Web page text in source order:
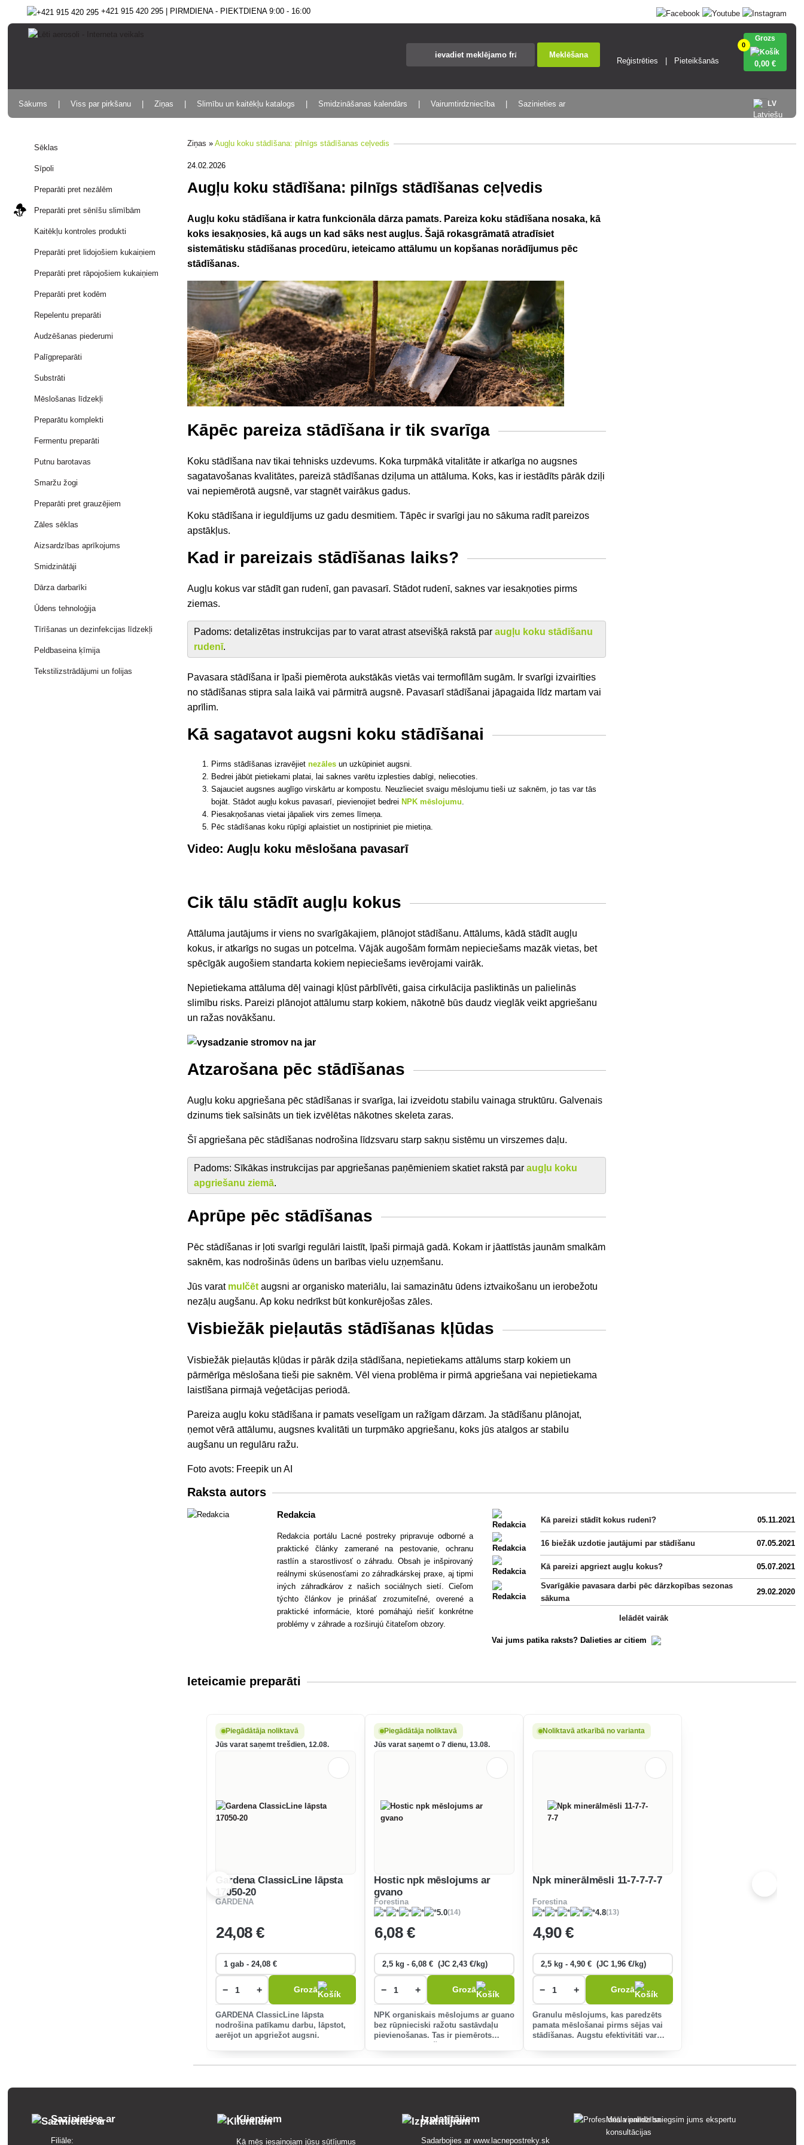
+421 915 420 295 | PIRMDIENA - PIEKTDIENA 9:00 - 16:00
Meklēšana
Reģistrēties Pieteikšanās
0
Grozs
0,00 €
LV
Sākums Viss par pirkšanu Ziņas Slimību un kaitēkļu katalogs Smidzināšanas kalendārs Vairumtirdzniecība Sazinieties ar
Sēklas
Sīpoli
Preparāti pret nezālēm
Preparāti pret sēnīšu slimībām
Kaitēkļu kontroles produkti
Preparāti pret lidojošiem kukaiņiem
Preparāti pret rāpojošiem kukaiņiem
Preparāti pret kodēm
Repelentu preparāti
Audzēšanas piederumi
Palīgpreparāti
Substrāti
Mēslošanas līdzekļi
Preparātu komplekti
Fermentu preparāti
Putnu barotavas
Smaržu žogi
Preparāti pret grauzējiem
Zāles sēklas
Aizsardzības aprīkojums
Smidzinātāji
Dārza darbarīki
Ūdens tehnoloģija
Tīrīšanas un dezinfekcijas līdzekļi
Peldbaseina ķīmija
Tekstilizstrādājumi un folijas
Ziņas »Augļu koku stādīšana: pilnīgs stādīšanas ceļvedis
24.02.2026
Augļu koku stādīšana: pilnīgs stādīšanas ceļvedis
Augļu koku stādīšana ir katra funkcionāla dārza pamats. Pareiza koku stādīšana nosaka, kā
koks iesakņosies, kā augs un kad sāks nest augļus. Šajā rokasgrāmatā atradīsiet
sistemātisku stādīšanas procedūru, ieteicamo attālumu un kopšanas norādījumus pēc
stādīšanas.
Kāpēc pareiza stādīšana ir tik svarīga
Koku stādīšana nav tikai tehnisks uzdevums. Koka turpmākā vitalitāte ir atkarīga no augsnes
sagatavošanas kvalitātes, pareizā stādīšanas dziļuma un attāluma. Koks, kas ir iestādīts pārāk dziļi
vai nepiemērotā augsnē, var stagnēt vairākus gadus.
Koku stādīšana ir ieguldījums uz gadu desmitiem. Tāpēc ir svarīgi jau no sākuma radīt pareizos
apstākļus.
Kad ir pareizais stādīšanas laiks?
Augļu kokus var stādīt gan rudenī, gan pavasarī. Stādot rudenī, saknes var iesakņoties pirms
ziemas.
Padoms: detalizētas instrukcijas par to varat atrast atsevišķā rakstā paraugļu koku stādīšanu
rudenī.
Pavasara stādīšana ir īpaši piemērota aukstākās vietās vai termofīlām sugām. Ir svarīgi izvairīties
no stādīšanas stipra sala laikā vai pārmitrā augsnē. Pavasarī stādīšanai jāpagaida līdz martam vai
aprīlim.
Kā sagatavot augsni koku stādīšanai
Pirms stādīšanas izravējietnezāles un uzkūpiniet augsni.
Bedrei jābūt pietiekami platai, lai saknes varētu izplesties dabīgi, neliecoties.
Sajauciet augsnes auglīgo virskārtu ar kompostu. Neuzlieciet svaigu mēslojumu tieši uz saknēm, jo tas var tās
bojāt. Stādot augļu kokus pavasarī, pievienojiet bedrei NPK mēslojumu.
Piesakņošanas vietai jāpaliek virs zemes līmeņa.
Pēc stādīšanas koku rūpīgi aplaistiet un nostipriniet pie mietiņa.
Video: Augļu koku mēslošana pavasarī
Cik tālu stādīt augļu kokus
Attāluma jautājums ir viens no svarīgākajiem, plānojot stādīšanu. Attālums, kādā stādīt augļu
kokus, ir atkarīgs no sugas un potcelma. Vājāk augošām formām nepieciešams mazāk vietas, bet
spēcīgāk augošiem standarta kokiem nepieciešams ievērojami vairāk.
Nepietiekama attāluma dēļ vainagi kļūst pārblīvēti, gaisa cirkulācija pasliktinās un palielinās
slimību risks. Pareizi plānojot attālumu starp kokiem, nākotnē būs daudz vieglāk veikt apgriešanu
un ražas novākšanu.
Atzarošana pēc stādīšanas
Augļu koku apgriešana pēc stādīšanas ir svarīga, lai izveidotu stabilu vainaga struktūru. Galvenais
dzinums tiek saīsināts un tiek izvēlētas nākotnes skeleta zaras.
Šī apgriešana pēc stādīšanas nodrošina līdzsvaru starp sakņu sistēmu un virszemes daļu.
Padoms: Sīkākas instrukcijas par apgriešanas paņēmieniem skatiet rakstā paraugļu koku
apgriešanu ziemā.
Aprūpe pēc stādīšanas
Pēc stādīšanas ir ļoti svarīgi regulāri laistīt, īpaši pirmajā gadā. Kokam ir jāattīstās jaunām smalkām
saknēm, kas nodrošinās ūdens un barības vielu uzņemšanu.
Jūs varat mulčētaugsni ar organisko materiālu, lai samazinātu ūdens iztvaikošanu un ierobežotu
nezāļu augšanu. Ap koku nedrīkst būt konkurējošas zāles.
Visbiežāk pieļautās stādīšanas kļūdas
Visbiežāk pieļautās kļūdas ir pārāk dziļa stādīšana, nepietiekams attālums starp kokiem un
pārmērīga mēslošana tieši pie saknēm. Vēl viena problēma ir pirmā apgriešana vai nepietiekama
laistīšana pirmajā veģetācijas periodā.
Pareiza augļu koku stādīšana ir pamats veselīgam un ražīgam dārzam. Ja stādīšanu plānojat,
ņemot vērā attālumu, augsnes kvalitāti un turpmāko apgriešanu, koks jūs atalgos ar stabilu
augšanu un regulāru ražu.
Foto avots: Freepik un AI
Raksta autors
Redakcia
Redakcia portálu Lacné postreky pripravuje odborné a
praktické články zamerané na pestovanie, ochranu
rastlín a starostlivosť o záhradu. Obsah je inšpirovaný
reálnymi skúsenosťami zo záhradkárskej praxe, aj tipmi
iných záhradkárov z našich sociálnych sietí. Cieľom
týchto článkov je prinášať zrozumiteľné, overené a
praktické informácie, ktoré pomáhajú riešiť konkrétne
problémy v záhrade a rozširujú čitateľom obzory.
Kā pareizi stādīt kokus rudenī? 05.11.2021
16 biežāk uzdotie jautājumi par stādīšanu 07.05.2021
Kā pareizi apgriezt augļu kokus? 05.07.2021
Svarīgākie pavasara darbi pēc dārzkopības sezonas
sākuma
29.02.2020
Ielādēt vairāk
Vai jums patika raksts? Dalieties ar citiem
Ieteicamie preparāti
Piegādātāja noliktavā
Jūs varat saņemt trešdien, 12.08.
Gardena ClassicLine lāpsta
17050-20
GARDENA
24,08 €
− + Grozā
GARDENA ClassicLine lāpsta
nodrošina patīkamu darbu, lāpstot,
aerējot un apgriežot augsni.
Piegādātāja noliktavā
Jūs varat saņemt o 7 dienu, 13.08.
Hostic npk mēslojums ar
gvano
Forestina
5.0(14)
6,08 €
− + Grozā
NPK organiskais mēslojums ar guano
bez rūpnieciski ražotu sastāvdaļu
pievienošanas. Tas ir piemērots
Noliktavā atkarībā no varianta
Npk minerālmēsli 11-7-7-7-7
Forestina
4.8(13)
4,90 €
− + Grozā
Granulu mēslojums, kas paredzēts
pamata mēslošanai pirms sējas vai
stādīšanas. Augstu efektivitāti var
Sazinieties ar
Filiāle:
Klientiem
Kā mēs iesaiņojam jūsu sūtījumus
Izplatītājiem
Sadarbojies arwww.lacnepostreky.sk
Mēs vienmēr sniegsim jums ekspertu
konsultācijas